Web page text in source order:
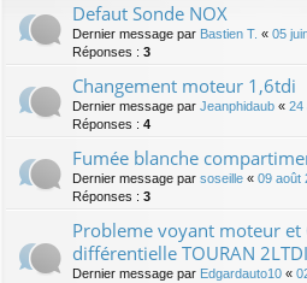
Defaut Sonde NOX
Dernier message par Bastien T. « 05
Réponses : 3
Changement moteur 1,6tdi
Dernier message par Jeanphidaub « 24
Réponses : 4
Fumée blanche
Dernier message par soseille « 09 août
Réponses : 3
Probleme voyant moteur et
différentielle TOURAN
Dernier message par Edgardauto10 «